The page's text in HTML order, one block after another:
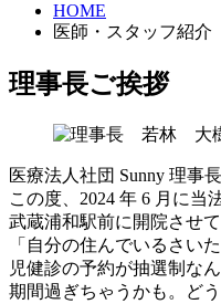
HOME
医師・スタッフ紹介
理事長ご挨拶
医療法人社団 Sunny 理事
この度、2024 年 6 月に当
武蔵浦和駅前に開院させて
「自分の住んでいるさい
児健診の予約が抽選制な
期間過ぎちゃうかも。どう